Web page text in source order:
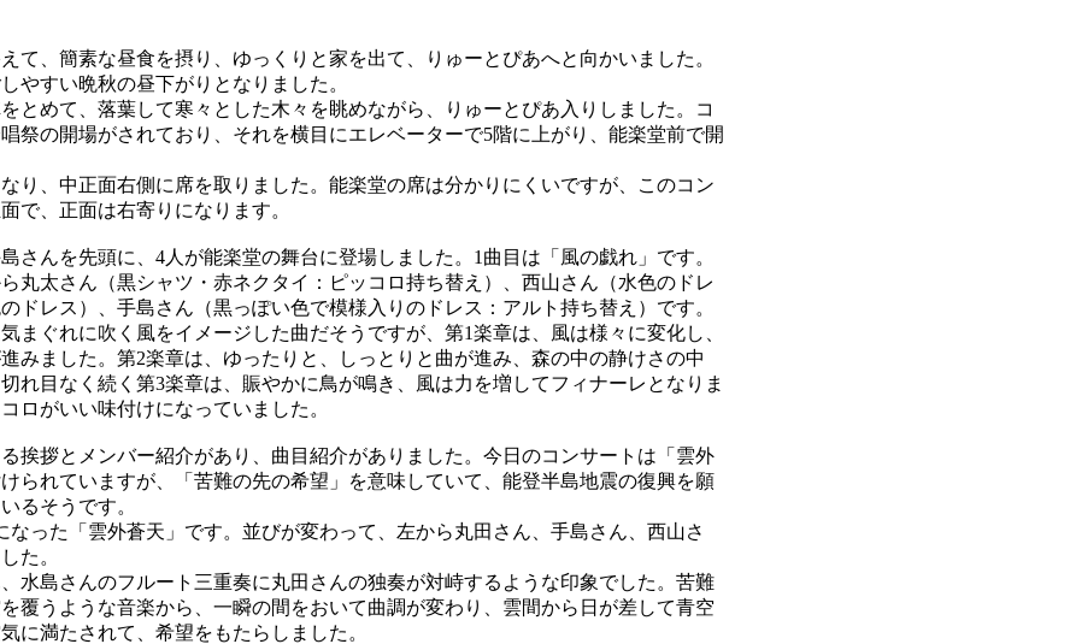
て、簡素な昼食を摂り、ゆっくりと家を出て、りゅーとぴあへと向かいました。
やすい晩秋の昼下がりとなりました。
とめて、落葉して寒々とした木々を眺めながら、りゅーとぴあ入りしました。コ
祭の開場がされており、それを横目にエレベーターで5階に上がり、能楽堂前で開
り、中正面右側に席を取りました。能楽堂の席は分かりにくいですが、このコン
で、正面は右寄りになります。
さんを先頭に、4人が能楽堂の舞台に登場しました。1曲目は「風の戯れ」です。
丸太さん（黒シャツ・赤ネクタイ：ピッコロ持ち替え）、西山さん（水色のドレ
ドレス）、手島さん（黒っぽい色で模様入りのドレス：アルト持ち替え）です。
まぐれに吹く風をイメージした曲だそうですが、第1楽章は、風は様々に変化し、
みました。第2楽章は、ゆったりと、しっとりと曲が進み、森の中の静けさの中
れ目なく続く第3楽章は、賑やかに鳥が鳴き、風は力を増してフィナーレとなりま
ロがいい味付けになっていました。
挨拶とメンバー紹介があり、曲目紹介がありました。今日のコンサートは「雲外
られていますが、「苦難の先の希望」を意味していて、能登半島地震の復興を願
るそうです。
った「雲外蒼天」です。並びが変わって、左から丸田さん、手島さん、西山さ
た。
水島さんのフルート三重奏に丸田さんの独奏が対峙するような印象でした。苦難
覆うような音楽から、一瞬の間をおいて曲調が変わり、雲間から日が差して青空
に満たされて、希望をもたらしました。